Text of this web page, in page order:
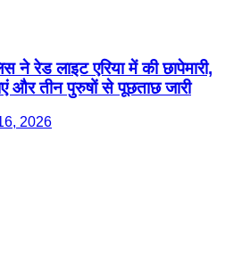
रेड लाइट एरिया में की छापेमारी,
और तीन पुरुषों से पूछताछ जारी
2026